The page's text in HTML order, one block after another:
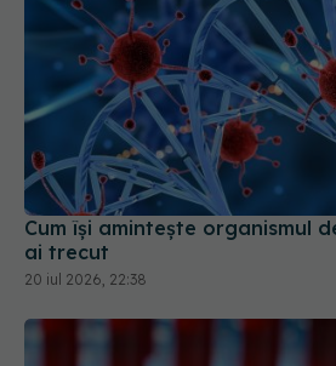
Cum își amintește organismul
ai trecut
20 iul 2026, 22:38